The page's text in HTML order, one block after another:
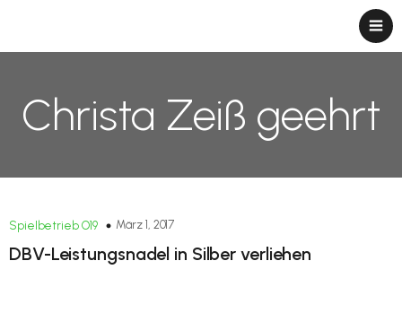
Christa Zeiß geehrt
Spielbetrieb O19 März 1, 2017
DBV-Leistungsnadel in Silber verliehen